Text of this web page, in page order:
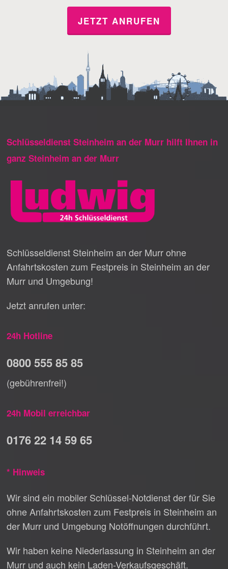
JETZT ANRUFEN
Schlüsseldienst Steinheim an der Murr hilft Ihnen in
ganz Steinheim an der Murr
Schlüsseldienst Steinheim an der Murr ohne
Anfahrtskosten zum Festpreis in Steinheim an der
Murr und Umgebung!
Jetzt anrufen unter:
24h Hotline
0800 555 85 85
(gebührenfrei!)
24h Mobil erreichbar
0176 22 14 59 65
* Hinweis
Wir sind ein mobiler Schlüssel-Notdienst der für Sie
ohne Anfahrtskosten zum Festpreis in Steinheim an
der Murr und Umgebung Notöffnungen durchführt.
Wir haben keine Niederlassung in Steinheim an der
Murr und auch kein Laden-Verkaufsgeschäft.